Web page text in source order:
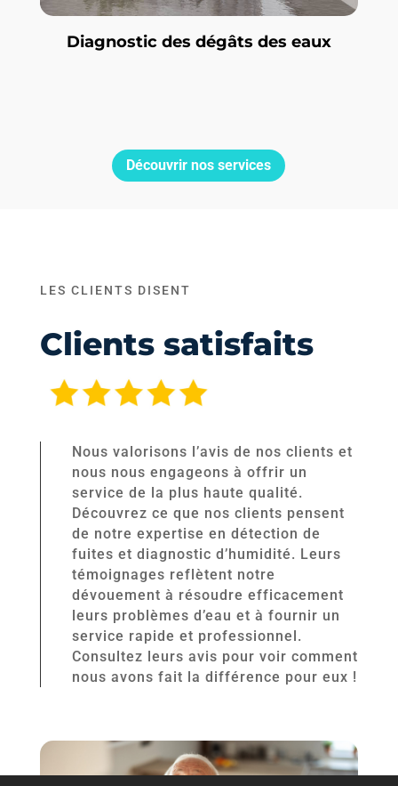
Diagnostic des dégâts des eaux
Découvrir nos services
LES CLIENTS DISENT
Clients satisfaits
Nous valorisons l’avis de nos clients et
nous nous engageons à offrir un
service de la plus haute qualité.
Découvrez ce que nos clients pensent
de notre expertise en détection de
fuites et diagnostic d’humidité. Leurs
témoignages reflètent notre
dévouement à résoudre efficacement
leurs problèmes d’eau et à fournir un
service rapide et professionnel.
Consultez leurs avis pour voir comment
nous avons fait la différence pour eux !